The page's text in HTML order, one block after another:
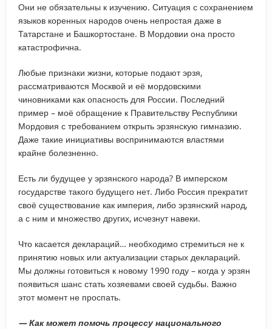
Они не обязательны к изучению. Ситуация с сохранением
языков коренных народов очень непростая даже в
Татарстане и Башкортостане. В Мордовии она просто
катастрофична.
Любые признаки жизни, которые подают эрзя,
рассматриваются Москвой и её мордовскими
чиновниками как опасность для России. Последний
пример – моё обращение к Правительству Республики
Мордовия с требованием открыть эрзянскую гимназию.
Даже такие инициативы воспринимаются властями
крайне болезненно.
Есть ли будущее у эрзянского народа? В имперском
государстве такого будущего нет. Либо Россия прекратит
своё существование как империя, либо эрзянский народ,
а с ним и множество других, исчезнут навеки.
Что касается деклараций… необходимо стремиться не к
принятию новых или актуализации старых деклараций.
Мы должны готовиться к новому 1990 году – когда у эрзян
появиться шанс стать хозяевами своей судьбы. Важно
этот момент не проспать.
— Как может помочь процессу национального